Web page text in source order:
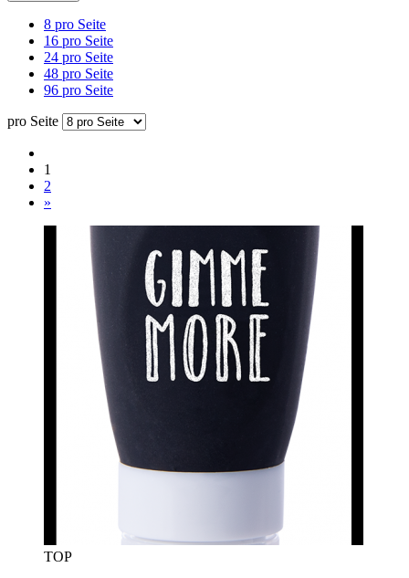
8 pro Seite
16 pro Seite
24 pro Seite
48 pro Seite
96 pro Seite
pro Seite
1
2
»
TOP